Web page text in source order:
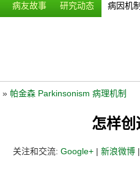
病友故事 研究动态 病因机制
» 帕金森 Parkinsonism 病理机制
怎样创
关注和交流: Google+ | 新浪微博 |